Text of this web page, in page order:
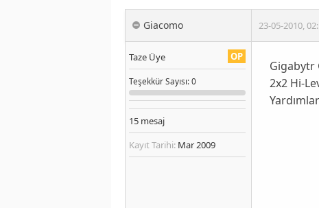
Giacomo 23-05-2010,
OP
Taze Üye
TeşekkürSayısı: 0
15 mesaj
Kayıt Tarihi: Mar 2009
Gigabytr
2x2 Hi-